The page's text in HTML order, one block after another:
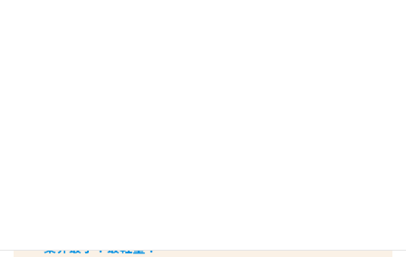
業界最小！最軽量！